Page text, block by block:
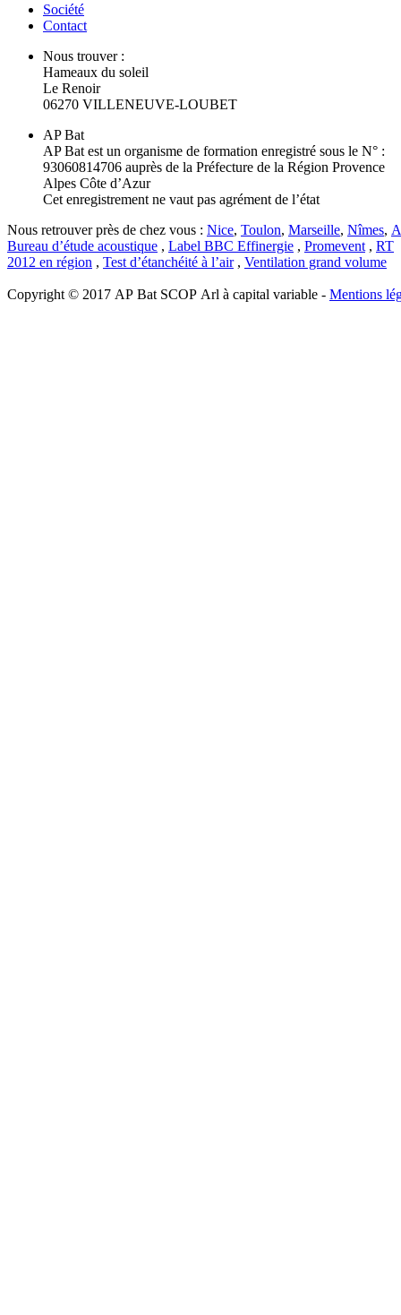
Société
Contact
Nous trouver :
Hameaux du soleil
Le Renoir
06270 VILLENEUVE-LOUBET
AP Bat
AP Bat est un organisme de formation enregistré sous le N° :
93060814706 auprès de la Préfecture de la Région Provence
Alpes Côte d’Azur
Cet enregistrement ne vaut pas agrément de l’état
Nous retrouver près de chez vous : Nice, Toulon, Marseille, Nîmes,
Bureau d’étude acoustique , Label BBC Effinergie , Promevent , RT
2012 en région , Test d’étanchéité à l’air, Ventilation grand volume
Copyright © 2017 AP Bat SCOP Arl à capital variable - Mentions